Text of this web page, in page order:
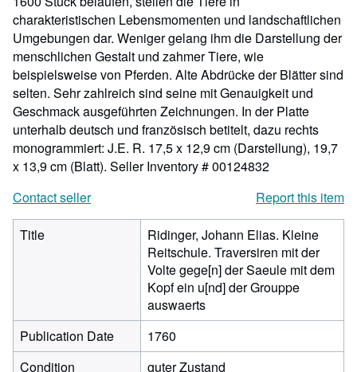
charakteristischen Lebensmomenten und landschaftlichen
Umgebungen dar. Weniger gelang ihm die Darstellung der
menschlichen Gestalt und zahmer Tiere, wie
beispielsweise von Pferden. Alte Abdrücke der Blätter sind
selten. Sehr zahlreich sind seine mit Genauigkeit und
Geschmack ausgeführten Zeichnungen. In der Platte
unterhalb deutsch und französisch betitelt, dazu rechts
monogrammiert: J.E. R. 17,5 x 12,9 cm (Darstellung), 19,7
x 13,9 cm (Blatt). Seller Inventory # 00124832
Contact seller
Report this item
Title
Ridinger, Johann Elias. Kleine
Reitschule. Traversiren mit der
Volte gege[n] der Saeule mit dem
Kopf ein u[nd] der Grouppe
auswaerts
Publication Date
1760
Condition
guter Zustand